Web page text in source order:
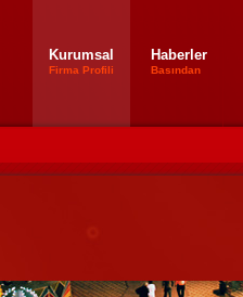
Kurumsal
Firma Profili
Haberler
Basından